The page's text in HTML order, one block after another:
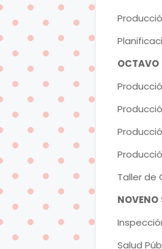
OCTAVO
Taller de
NOVENO
Salud